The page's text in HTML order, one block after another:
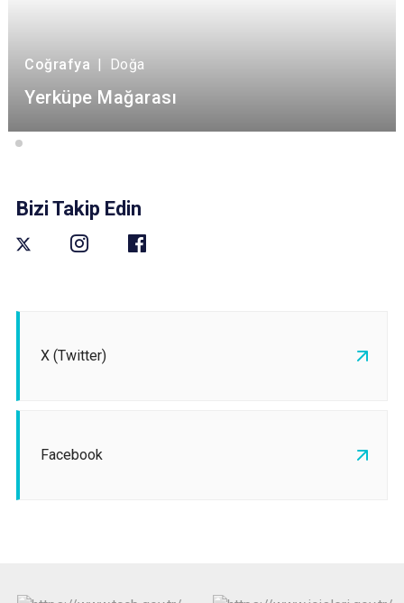
Coğrafya | Doğa
Yerküpe Mağarası
Bizi Takip Edin
X (Twitter)
Facebook